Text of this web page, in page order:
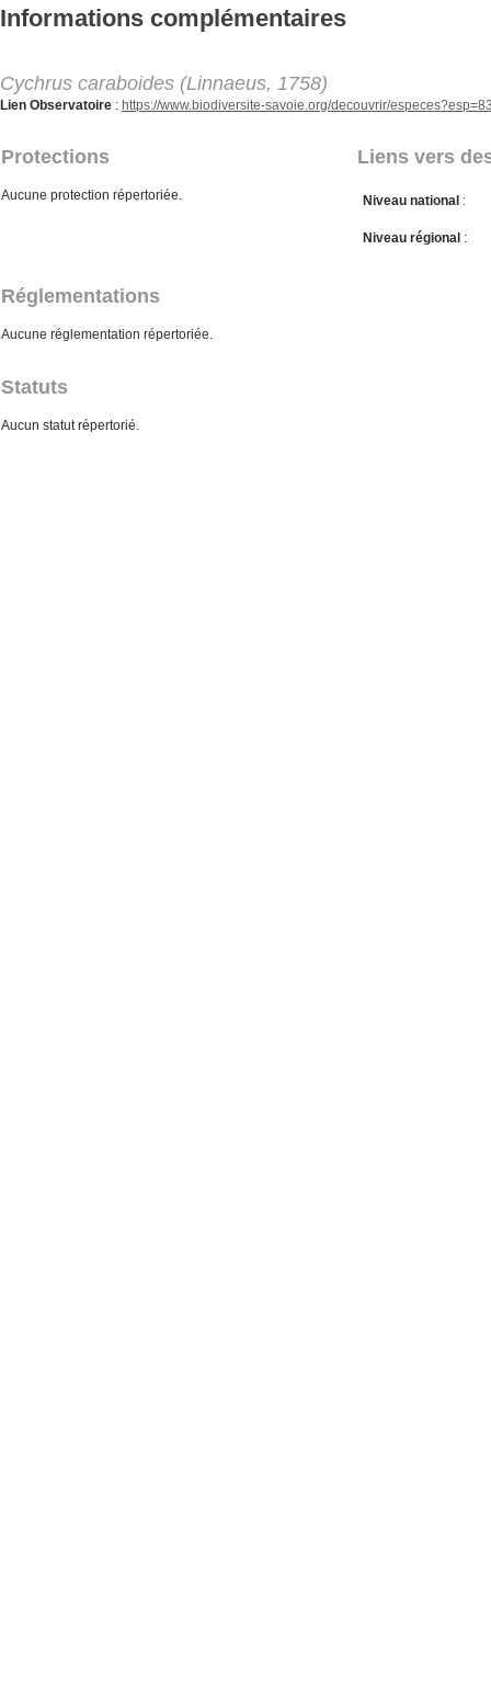
Aller au contenu principal
Informations complémentaires
Cychrus caraboides (Linnaeus, 1758)
Lien Observatoire : https://www.biodiversite-savoie.org/decouvrir/
Protections Liens vers
Aucune protection répertoriée. Niveau national :
Niveau régional :
Réglementations
Aucune réglementation répertoriée.
Statuts
Aucun statut répertorié.